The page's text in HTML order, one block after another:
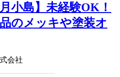
小島】未経験OK！
のメッキや塗装オ
会社